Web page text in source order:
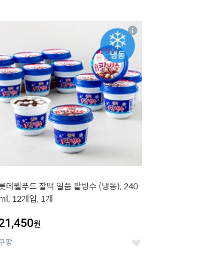
데웰푸드 찰떡 일품 팥빙수 (냉동), 240
12개입, 1개
원
팡 좋
상
세